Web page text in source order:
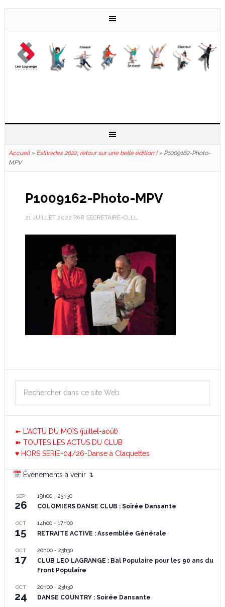
Accueil» Estivades 2022, retour sur une belle édition !» P1009162-Photo-
MPV
P1009162-Photo-MPV
21 JUILLET 2022 PAR SECRETAIRE-CLLL
➼ L'ACTU DU MOIS (juillet-août)
➽ TOUTES LES ACTUS DU CLUB
♥ HORS SERIE-04/26-Danse à Claquettes
Événements à venir ↴
SEP
26
19h00- 23h30
COLOMIERS DANSE CLUB : Soirée Dansante
OCT
15
14h00- 17h00
RETRAITE ACTIVE : Assemblée Générale
OCT
17
20h00- 23h30
CLUB LEO LAGRANGE : Bal Populaire pour les 90 ans du
Front Populaire
OCT
24
20h00- 23h30
DANSE COUNTRY : Soirée Dansante